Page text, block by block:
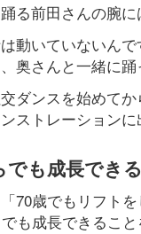
る前田さんの腕
は動いていないん
奥さんと一緒に踊
ダンスを始めて
ストレーションに
も成長でき
70歳でもリフト
も成長できるこ